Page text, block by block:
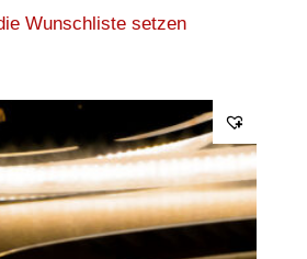
Wunschliste setzen